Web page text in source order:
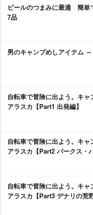
ビールのつまみに最適 簡単
7品
男のキャンプめしアイテム
自転車で冒険に出よう。キ
アラスカ【Part1 出発編】
自転車で冒険に出よう。キ
アラスカ【Part2 パークス・
自転車で冒険に出よう。キ
アラスカ【Part3 デナリの荒